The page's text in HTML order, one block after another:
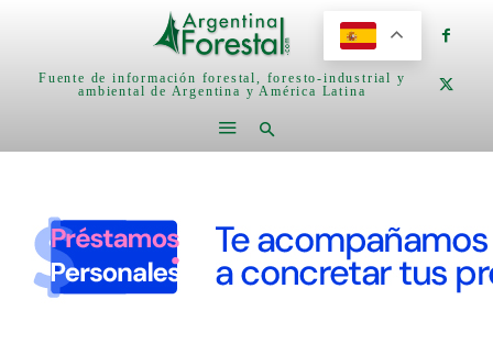
Fuente de información forestal, foresto-industrial y
ambiental de Argentina y América Latina